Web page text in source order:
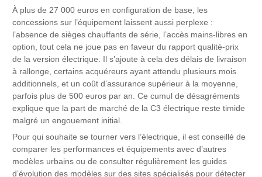
À plus de 27 000 euros en configuration de base, les
concessions sur l’équipement laissent aussi perplexe :
l’absence de sièges chauffants de série, l’accès mains-libres en
option, tout cela ne joue pas en faveur du rapport qualité-prix
de la version électrique. Il s’ajoute à cela des délais de livraison
à rallonge, certains acquéreurs ayant attendu plusieurs mois
additionnels, et un coût d’assurance supérieur à la moyenne,
parfois plus de 500 euros par an. Ce cumul de désagréments
explique que la part de marché de la C3 électrique reste timide
malgré un engouement initial.
Pour qui souhaite se tourner vers l’électrique, il est conseillé de
comparer les performances et équipements avec d’autres
modèles urbains ou de consulter régulièrement les guides
d’évolution des modèles sur des sites spécialisés pour détecter